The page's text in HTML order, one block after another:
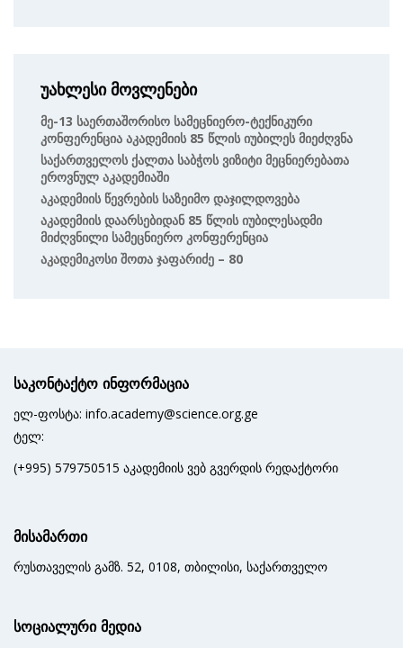
უახლესი მოვლენები
Მე-13 Საერთაშორისო Სამეცნიერო-Ტექნიკური
Კონფერენცია Აკადემიის 85 Წლის Იუბილეს Მიეძღვნა
Საქართველოს Ქალთა Საბჭოს Ვიზიტი Მეცნიერებათა
Ეროვნულ Აკადემიაში
Აკადემიის Წევრების Საზეიმო Დაჯილდოვება
Აკადემიის Დაარსებიდან 85 Წლის Იუბილესადმი
Მიძღვნილი Სამეცნიერო Კონფერენცია
Აკადემიკოსი Შოთა Ჯაფარიძე – 80
საკონტაქტო ინფორმაცია
ელ-ფოსტა: info.academy@science.org.ge
ტელ:
(+995) 579750515 აკადემიის ვებ გვერდის რედაქტორი
მისამართი
რუსთაველის გამზ. 52, 0108, თბილისი, საქართველო
სოციალური მედია